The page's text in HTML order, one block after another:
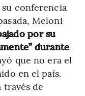
conferencia
Meloni
por su
durante
que no era el
en el país.
través de